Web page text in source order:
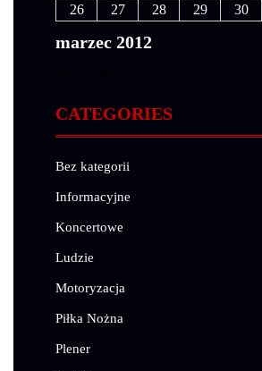
marzec 2012
26
27 28 29 30
CATEGORIES
Bez kategorii
Informacyjne
Koncertowe
Ludzie
Motoryzacja
Piłka Nożna
Plener